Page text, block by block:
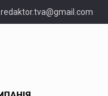
redaktor.tva@gmail.com